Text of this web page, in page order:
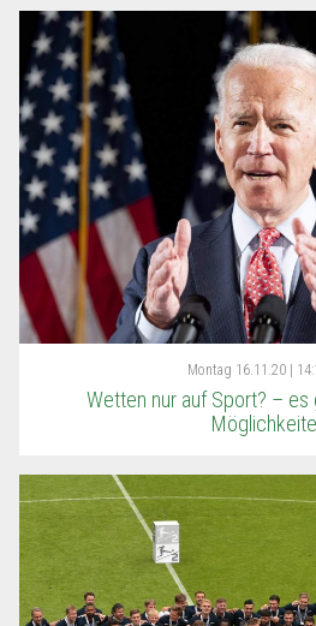
Montag 16.11.20 |
Wetten nur auf Sport? – es